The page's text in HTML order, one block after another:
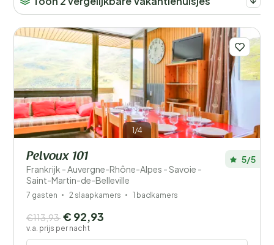
1/4
Pelvoux 101
Frankrijk - Auvergne-Rhône-Alpes - Savoie -
Saint-Martin-de-Belleville
5/5
7 gasten 2 slaapkamers 1 badkamers
€113,93 € 92,93
v.a. prijs per nacht